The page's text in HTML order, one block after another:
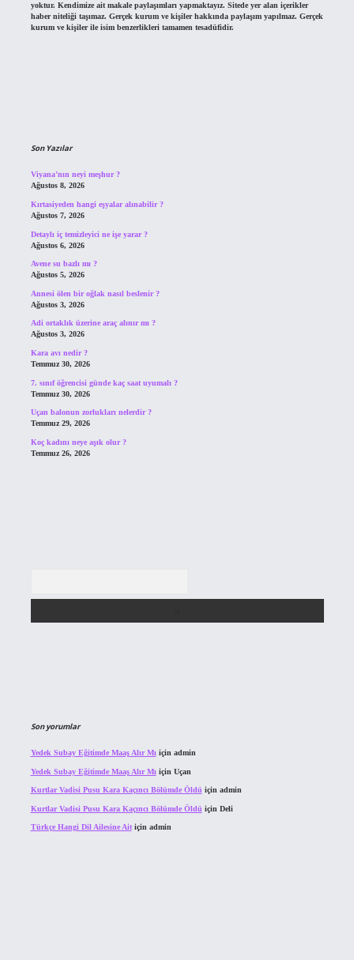
yoktur. Kendimize ait makale paylaşımları yapmaktayız. Sitede yer alan içerikler
haber niteliği taşımaz. Gerçek kurum ve kişiler hakkında paylaşım yapılmaz. Gerçek
kurum ve kişiler ile isim benzerlikleri tamamen tesadüfidir.
Son Yazılar
Viyana’nın neyi meşhur ?
Ağustos 8, 2026
Kırtasiyeden hangi eşyalar alınabilir ?
Ağustos 7, 2026
Detaylı iç temizleyici ne işe yarar ?
Ağustos 6, 2026
Avene su bazlı mı ?
Ağustos 5, 2026
Annesi ölen bir oğlak nasıl beslenir ?
Ağustos 3, 2026
Adi ortaklık üzerine araç alınır mı ?
Ağustos 3, 2026
Kara avı nedir ?
Temmuz 30, 2026
7. sınıf öğrencisi günde kaç saat uyumalı ?
Temmuz 30, 2026
Uçan balonun zorlukları nelerdir ?
Temmuz 29, 2026
Koç kadını neye aşık olur ?
Temmuz 26, 2026
Son yorumlar
Yedek Subay Eğitimde Maaş Alır Mı için admin
Yedek Subay Eğitimde Maaş Alır Mı için Uçan
Kurtlar Vadisi Pusu Kara Kaçıncı Bölümde Öldü için admin
Kurtlar Vadisi Pusu Kara Kaçıncı Bölümde Öldü için Deli
Türkçe Hangi Dil Ailesine Aitiçin admin